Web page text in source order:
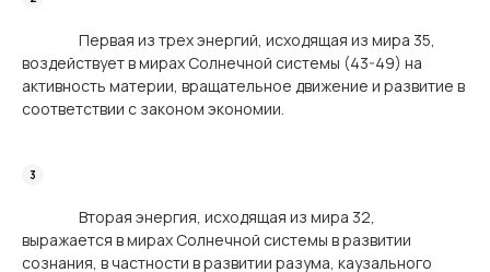
Первая из трех энергий, исходящая из мира 35,
воздействует в мирах Солнечной системы (43-49) на
активность материи, вращательное движение и развитие в
соответствии с законом экономии.
Вторая энергия, исходящая из мира 32,
выражается в мирах Солнечной системы в развитии
сознания, в частности в развитии разума, каузального